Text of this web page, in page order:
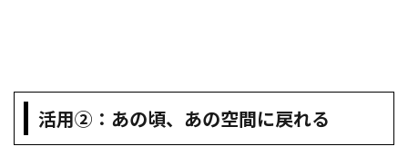
活用②：あの頃、あの空間に戻れる